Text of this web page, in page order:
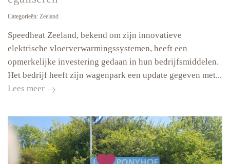
Categorieën: Zeeland
Speedheat Zeeland, bekend om zijn innovatieve
elektrische vloerverwarmingssystemen, heeft een
opmerkelijke investering gedaan in hun bedrijfsmiddelen.
Het bedrijf heeft zijn wagenpark een update gegeven met...
Lees meerEen
pompwagen
voor
egaliseren